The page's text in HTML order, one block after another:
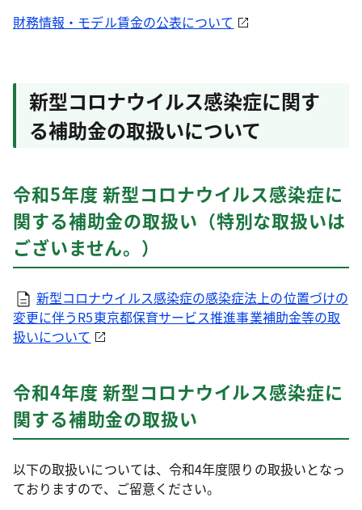
財務情報・モデル賃金の公表について
新型コロナウイルス感染症に関す
る補助金の取扱いについて
令和5年度 新型コロナウイルス感染症に
関する補助金の取扱い（特別な取扱いは
ございません。）
新型コロナウイルス感染症の感染症法上の位置づけの
変更に伴うR5東京都保育サービス推進事業補助金等の取
扱いについて
令和4年度 新型コロナウイルス感染症に
関する補助金の取扱い
以下の取扱いについては、令和4年度限りの取扱いとなっ
ておりますので、ご留意ください。